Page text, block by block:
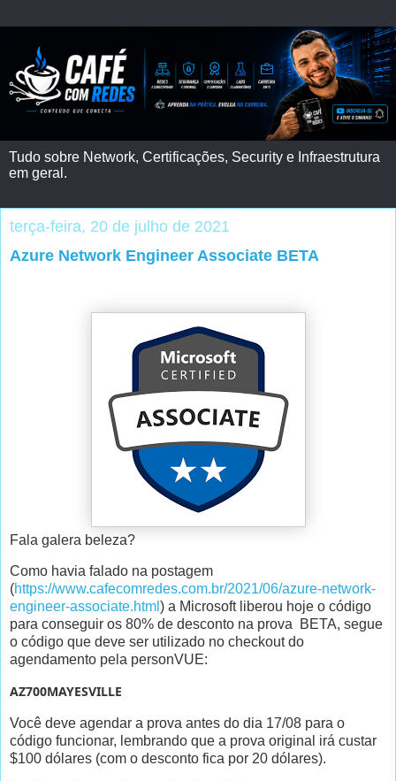
Tudo sobre Network, Certificações, Security e Infraestrutura
em geral.
terça-feira, 20 de julho de 2021
Azure Network Engineer Associate BETA
Fala galera beleza?
Como havia falado na postagem
(https://www.cafecomredes.com.br/2021/06/azure-network-
engineer-associate.html ) a Microsoft liberou hoje o código
para conseguir os 80% de desconto na prova BETA, segue
o código que deve ser utilizado no checkout do
agendamento pela personVUE:
AZ700MAYESVILLE
Você deve agendar a prova antes do dia 17/08 para o
código funcionar, lembrando que a prova original irá custar
$100 dólares (com o desconto fica por 20 dólares).